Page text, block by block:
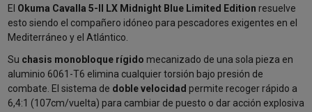
El Okuma Cavalla 5-II LX Midnight Blue Limited Edition resuelve
esto siendo el compañero idóneo para pescadores exigentes en el
Mediterráneo y el Atlántico.
Su chasis monobloque rígido mecanizado de una sola pieza en
aluminio 6061-T6 elimina cualquier torsión bajo presión de
combate. El sistema de doble velocidad permite recoger rápido a
6,4:1 (107cm/vuelta) para cambiar de puesto o dar acción explosiva